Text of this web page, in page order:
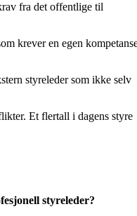
fra det offentlige til
krever en egen
styreleder som ikke selv
Et flertall i dagens styre
styreleder?